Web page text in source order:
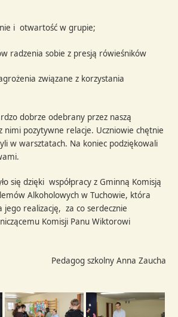
i otwartość w grupie;
radzenia sobie z presją rówieśników
związane z korzystania
dobrze odebrany przez naszą
nimi pozytywne relacje. Uczniowie chętnie
w warsztatach. Na koniec podziękowali
się dzięki współpracy z Gminną Komisją
Alkoholowych w Tuchowie, która
jego realizację, za co serdecznie
Komisji Panu Wiktorowi
Pedagog szkolny Anna Zaucha